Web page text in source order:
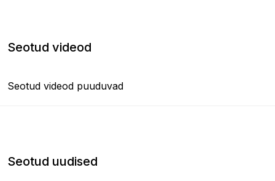
Seotud videod
Seotud videod puuduvad
Seotud uudised